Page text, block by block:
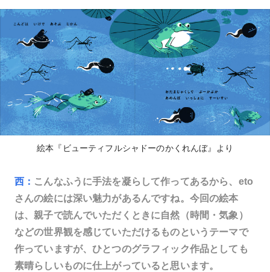
絵本『ビューティフルシャドーのかくれんぼ』より
西： こんなふうに手法を凝らして作ってあるから、eto
さんの絵には深い魅力があるんですね。今回の絵本
は、親子で読んでいただくときに自然（時間・気象）
などの世界観を感じていただけるものというテーマで
作っていますが、ひとつのグラフィック作品としても
素晴らしいものに仕上がっていると思います。